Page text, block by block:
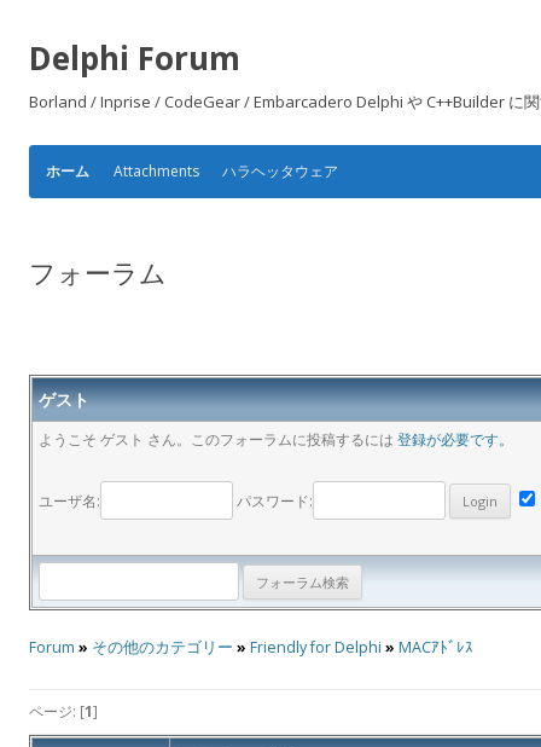
Delphi Forum
Borland / Inprise / CodeGear / Embarcadero Delphi や C++Builder に
ホーム Attachments ハラヘッタウェア
フォーラム
ゲスト
ようこそ ゲスト さん。このフォーラムに投稿するには 登録が必要です。
ユーザ名: パスワード:
Forum » その他のカテゴリー » Friendly for Delphi » MACｱﾄﾞﾚｽ
ページ: [1]